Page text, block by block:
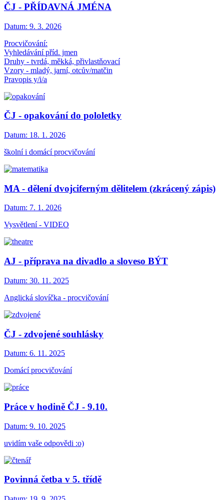
ČJ - PŘÍDAVNÁ JMÉNA
Datum: 9. 3. 2026
Procvičování:
Vyhledávání příd. jmen
Druhy - tvrdá, měkká, přivlastňovací
Vzory - mladý, jarní, otcův/matčin
Pravopis y/i/a
ČJ - opakování do pololetky
Datum: 18. 1. 2026
školní i domácí procvičování
MA - dělení dvojciferným dělitelem (zkrácený zápis)
Datum: 7. 1. 2026
Vysvětlení - VIDEO
AJ - příprava na divadlo a sloveso BÝT
Datum: 30. 11. 2025
Anglická slovíčka - procvičování
ČJ - zdvojené souhlásky
Datum: 6. 11. 2025
Domácí procvičování
Práce v hodině ČJ - 9.10.
Datum: 9. 10. 2025
uvidím vaše odpovědi :o)
Povinná četba v 5. třídě